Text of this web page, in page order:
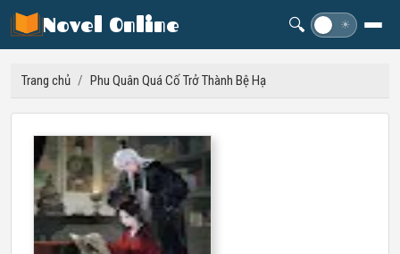
Novel Online 🔍 ☀
Trang chủ / Phu Quân Quá Cố Trở Thành Bệ Hạ